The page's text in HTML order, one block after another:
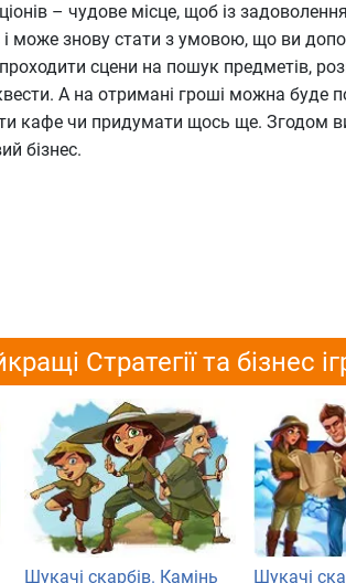
– чудове місце, щоб із
може знову стати з умовою, що ви
сцени на пошук предметів,
А на отримані гроші можна буде
кафе чи придумати щось ще. Згодом
бізнес.
Стратегії та бізнес
Шукачі скарбів. Камінь Шукачі